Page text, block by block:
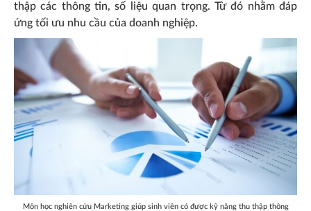
thập các thông tin, số liệu quan trọng. Từ đó nhằm đáp
ứng tối ưu nhu cầu của doanh nghiệp.
Môn học nghiên cứu Marketing giúp sinh viên có được kỹ năng thu thập thông